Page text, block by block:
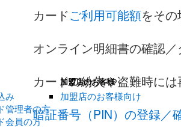
み
管理者の方
会員の方
加盟店のお客様
加盟店のお客様向け
カードご利用可能額をそ
オンライン明細書の確認
カードの紛失や盗難時に
暗証番号（PIN）の登録／